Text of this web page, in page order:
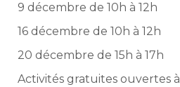
9 décembre de 10h à 12h
16 décembre de 10h à 12h
20 décembre de 15h à 17h
Activités gratuites ouvertes